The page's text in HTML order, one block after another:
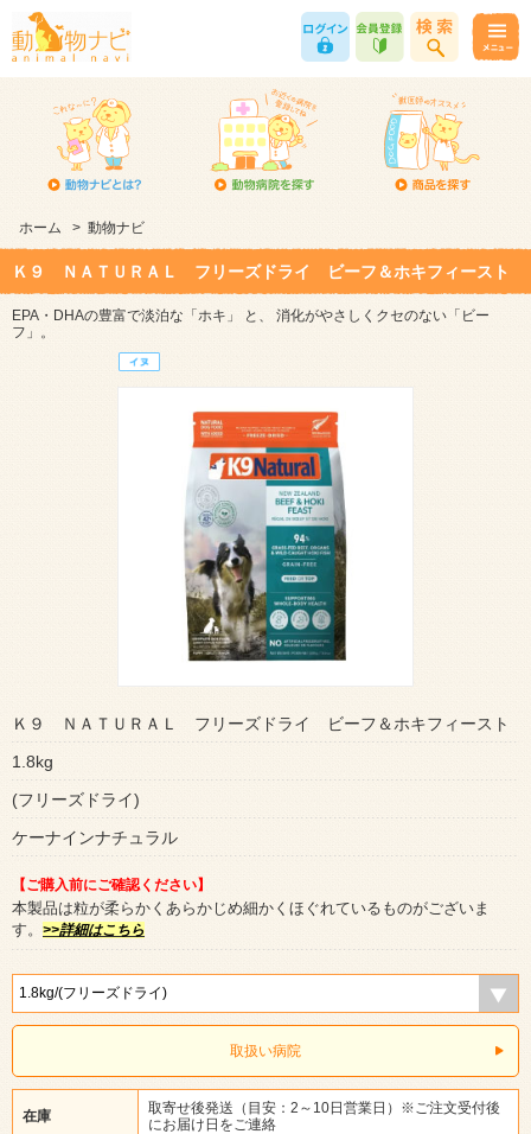
ホーム > 動物ナビ
Ｋ９ ＮＡＴＵＲＡＬ フリーズドライ ビーフ＆ホキフィースト
EPA・DHAの豊富で淡泊な「ホキ」 と、 消化がやさしくクセのない「ビー
フ」。
Ｋ９ ＮＡＴＵＲＡＬ フリーズドライ ビーフ＆ホキフィースト
1.8kg
(フリーズドライ)
ケーナインナチュラル
【ご購入前にご確認ください】
本製品は粒が柔らかくあらかじめ細かくほぐれているものがございま
す。 >>詳細はこちら
取扱い病院
在庫
取寄せ後発送（目安：2～10日営業日）※ご注文受付後
にお届け日をご連絡